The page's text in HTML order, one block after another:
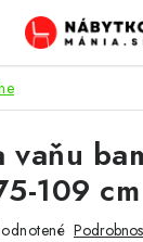
vaňu
109 cm